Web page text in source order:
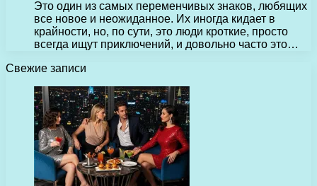
Это один из самых переменчивых знаков, любящих
все новое и неожиданное. Их иногда кидает в
крайности, но, по сути, это люди кроткие, просто
всегда ищут приключений, и довольно часто это…
Свежие записи